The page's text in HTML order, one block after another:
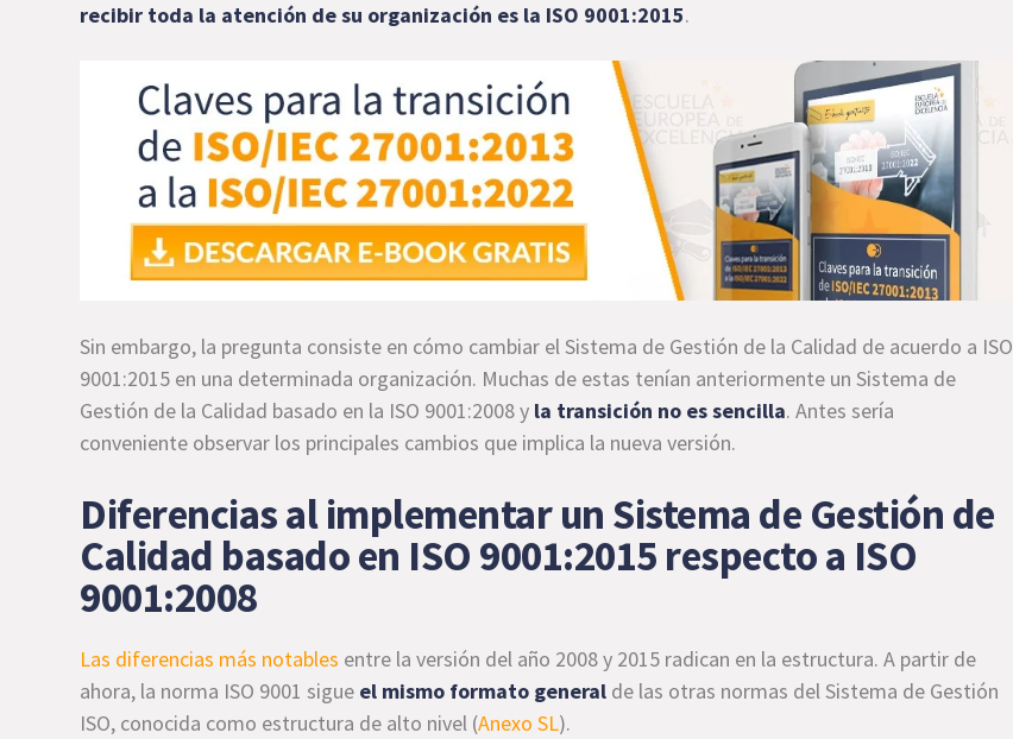
recibir toda la atención de su organización es la ISO 9001:2015.
Sin embargo, la pregunta consiste en cómo cambiar el Sistema de Gestión de la Calidad de acuerdo a ISO
9001:2015 en una determinada organización. Muchas de estas tenían anteriormente un Sistema de
Gestión de la Calidad basado en la ISO 9001:2008 y la transición no es sencilla. Antes sería
conveniente observar los principales cambios que implica la nueva versión.
Diferencias al implementar un Sistema de Gestión de
Calidad basado en ISO 9001:2015 respecto a ISO
9001:2008
Las diferencias más notables entre la versión del año 2008 y 2015 radican en la estructura. A partir de
ahora, la norma ISO 9001 sigue el mismo formato general de las otras normas del Sistema de Gestión
ISO, conocida como estructura de alto nivel (Anexo SL).